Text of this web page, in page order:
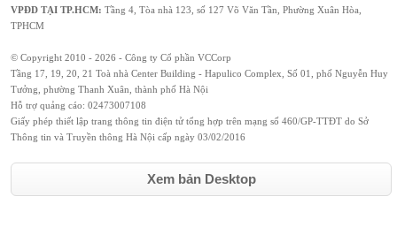
VPĐD TẠI TP.HCM: Tầng 4, Tòa nhà 123, số 127 Võ Văn Tần, Phường Xuân Hòa,
TPHCM
© Copyright 2010 - 2026 - Công ty Cổ phần VCCorp
Tầng 17, 19, 20, 21 Toà nhà Center Building - Hapulico Complex, Số 01, phố Nguyễn Huy
Tưởng, phường Thanh Xuân, thành phố Hà Nội
Hỗ trợ quảng cáo: 02473007108
Giấy phép thiết lập trang thông tin điện tử tổng hợp trên mạng số 460/GP-TTĐT do Sở
Thông tin và Truyền thông Hà Nội cấp ngày 03/02/2016
Xem bản Desktop